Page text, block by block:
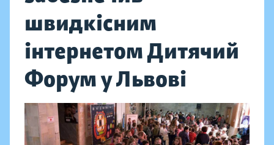
швидкісним
інтернетом Дитячий
Форум у Львові